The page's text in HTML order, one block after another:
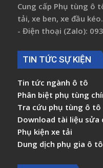
Cung cấp Phụ tùng ô
tải, xe ben, xe đầu
- Điện thoại (Zalo):
TIN TỨC SỰ KIỆN
Tin tức ngành ô tô
Phân biệt phụ tùng
Tra cứu phụ tùng ô tô
Download tài liệu sửa
Phụ kiện xe tải
Dung dịch phụ gia ô tô